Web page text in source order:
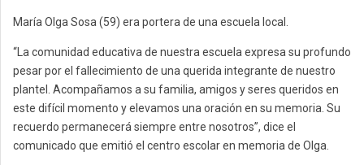
María Olga Sosa (59) era portera de una escuela local.
“La comunidad educativa de nuestra escuela expresa su profundo
pesar por el fallecimiento de una querida integrante de nuestro
plantel. Acompañamos a su familia, amigos y seres queridos en
este difícil momento y elevamos una oración en su memoria. Su
recuerdo permanecerá siempre entre nosotros”, dice el
comunicado que emitió el centro escolar en memoria de Olga.